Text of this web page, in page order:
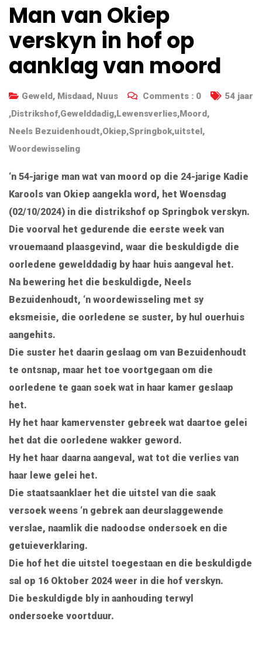
Man van Okiep
verskyn in hof op
aanklag van moord
Geweld, Misdaad, Nuus Comments : 0
54 jaar
,Distrikshof,Gewelddadig,Lewensverlies,Moord,
Neels Bezuidenhoudt,Okiep,Springbok,uitstel,
Woordewisseling
‘n 54-jarige man wat van moord op die 24-jarige Kadie
Karools van Okiep aangekla word, het Woensdag
(02/10/2024) in die distrikshof op Springbok verskyn.
Die voorval het gedurende die eerste week van
vrouemaand plaasgevind, waar die beskuldigde die
oorledene gewelddadig by haar huis aangeval het.
Na bewering het die beskuldigde, Neels
Bezuidenhoudt, ‘n woordewisseling met sy
eksmeisie, die oorledene se suster, by hul ouerhuis
aangehits.
Die suster het daarin geslaag om van Bezuidenhoudt
te ontsnap, maar het toe voortgegaan om die
oorledene te gaan soek wat in haar kamer geslaap
het.
Hy het haar kamervenster gebreek wat daartoe gelei
het dat die oorledene wakker geword.
Hy het haar daarna aangeval, wat tot die verlies van
haar lewe gelei het.
Die staatsaanklaer het die uitstel van die saak
versoek weens ‘n gebrek aan deurslaggewende
verslae, naamlik die nadoodse ondersoek en die
getuieverklaring.
Die hof het die uitstel toegestaan en die beskuldigde
sal op 16 Oktober 2024 weer in die hof verskyn.
Die beskuldigde bly in aanhouding terwyl
ondersoeke voortduur.